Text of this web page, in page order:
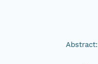
Abstract: